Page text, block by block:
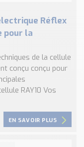
Réflex
pour la
de la cellule
conçu conçu pour
RAY10 Vos
EN SAVOIR PLUS